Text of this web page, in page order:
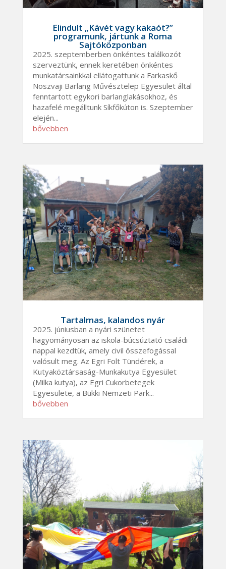
Elindult „Kávét vagy kakaót?”
programunk, jártunk a Roma
Sajtóközponban
2025. szeptemberben önkéntes találkozót
szerveztünk, ennek keretében önkéntes
munkatársainkkal ellátogattunk a Farkaskő
Noszvaji Barlang Művésztelep Egyesület által
fenntartott egykori barlanglakásokhoz, és
hazafelé megálltunk Síkfőkúton is. Szeptember
elején...
bővebben
Tartalmas, kalandos nyár
2025. júniusban a nyári szünetet
hagyományosan az iskola-búcsúztató családi
nappal kezdtük, amely civil összefogással
valósult meg. Az Egri Folt Tündérek, a
Kutyaköztársaság-Munkakutya Egyesület
(Milka kutya), az Egri Cukorbetegek
Egyesülete, a Bükki Nemzeti Park...
bővebben